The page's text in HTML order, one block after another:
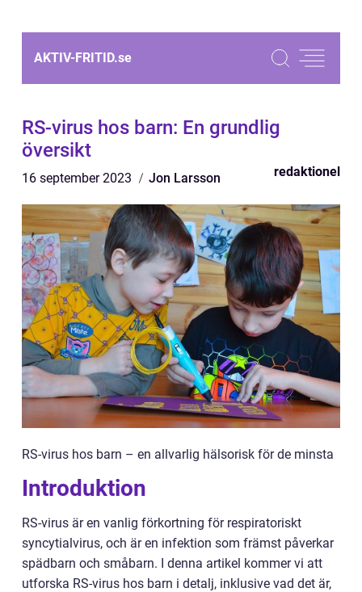
AKTIV-FRITID.se
RS-virus hos barn: En grundlig
översikt
16 september 2023 Jon Larsson redaktionel
RS-virus hos barn – en allvarlig hälsorisk för de minsta
Introduktion
RS-virus är en vanlig förkortning för respiratoriskt
syncytialvirus, och är en infektion som främst påverkar
spädbarn och småbarn. I denna artikel kommer vi att
utforska RS-virus hos barn i detalj, inklusive vad det är,